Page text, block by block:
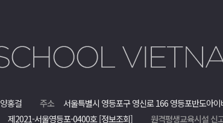
양홍걸 주소
서울특별시 영등포구 영신로 166 영등포반도아
제2021-서울영등포-0400호 [정보조회] 원격평생교육시설 신